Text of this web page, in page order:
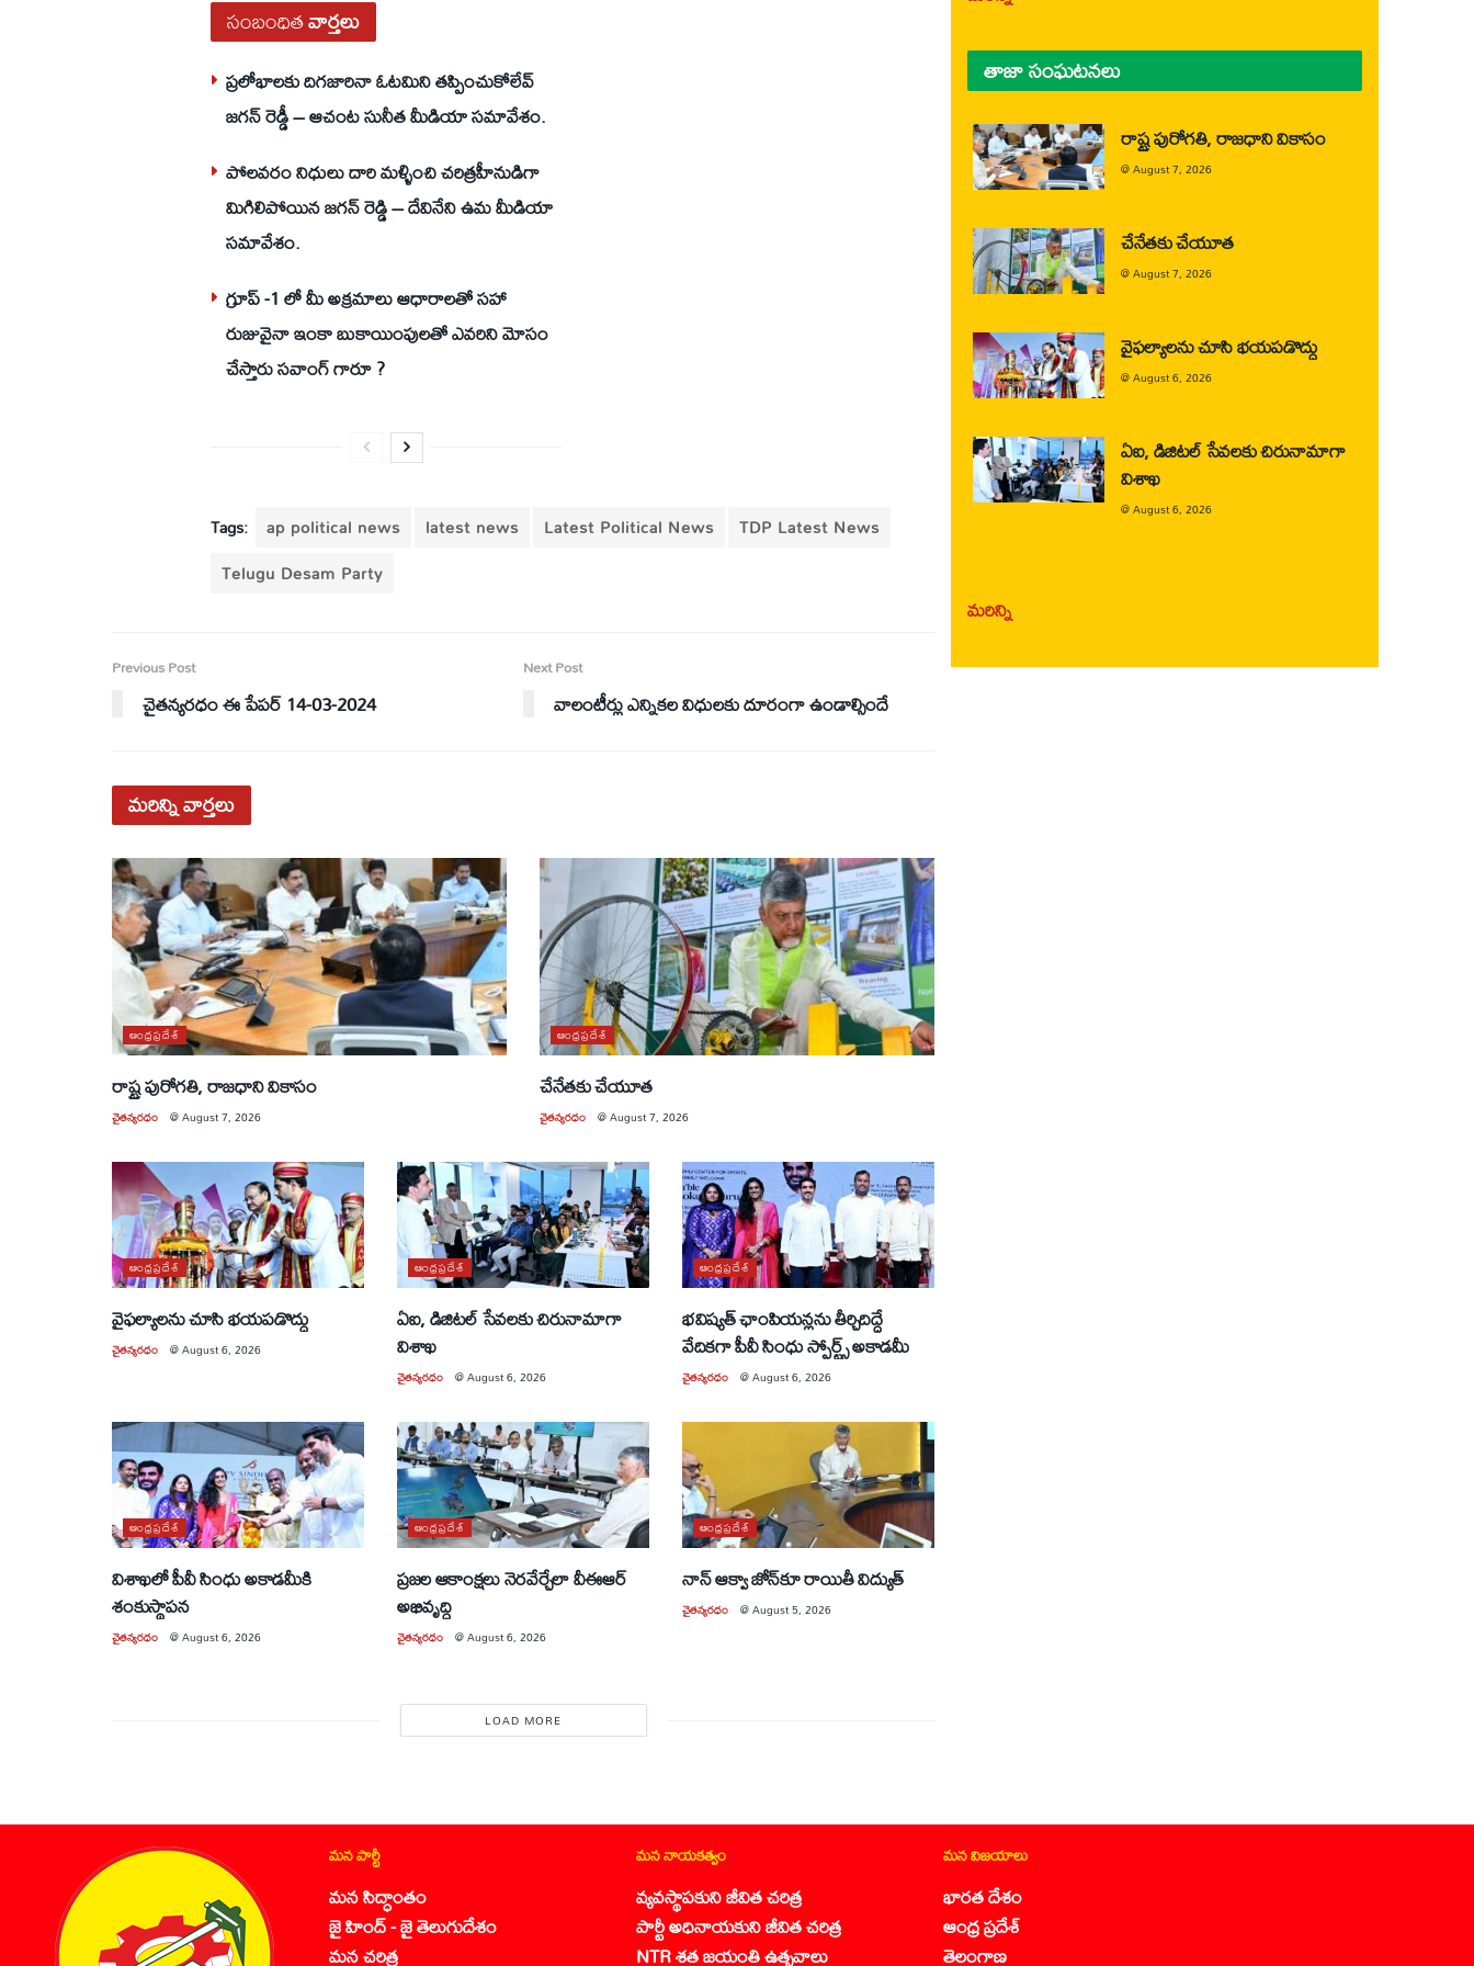
సంబంధితవార్తలు
ప్రలోభాలకు దిగజారినా ఓటమిని తప్పించుకోలేవ్
జగన్ రెడ్డీ – ఆచంట సునీత మీడియా సమావేశం.
పోలవరం నిధులు దారి మళ్ళించి చరిత్రహీనుడిగా
మిగిలిపోయిన జగన్ రెడ్డి – దేవినేని ఉమ మీడియా
సమావేశం.
గ్రూప్ -1 లో మీ అక్రమాలు ఆధారాలతో సహా
రుజువైనా ఇంకా బుకాయింపులతో ఎవరిని మోసం
చేస్తారు సవాంగ్ గారూ ?
Tags: ap political news latest news Latest Political News
TDP Latest News
Telugu Desam Party
Previous Post
చైతన్యరధం ఈ పేపర్ 14-03-2024
Next Post
వాలంటీర్లు ఎన్నికల విధులకు దూరంగా ఉండాల్సిందే
మరిన్నివార్తలు
ఆంధ్రప్రదేశ్
రాష్ట్ర పురోగతి, రాజధాని వికాసం
చైతన్యరధం @August 7, 2026
ఆంధ్రప్రదేశ్
చేనేతకు చేయూత
చైతన్యరధం @August 7, 2026
ఆంధ్రప్రదేశ్
వైఫల్యాలను చూసి భయపడొద్దు
చైతన్యరధం @August 6, 2026
ఆంధ్రప్రదేశ్
ఏఐ, డిజిటల్ సేవలకు చిరునామాగా
విశాఖ
చైతన్యరధం @August 6, 2026
ఆంధ్రప్రదేశ్
భవిష్యత్ ఛాంపియన్లను తీర్చిదిద్దే
వేదికగా పీవీ సింధు స్పోర్ట్స్ అకాడమీ
చైతన్యరధం @August 6, 2026
ఆంధ్రప్రదేశ్
విశాఖలో పీవీ సింధు అకాడమీకి
శంకుస్థాపన
చైతన్యరధం @August 6, 2026
ఆంధ్రప్రదేశ్
ప్రజల ఆకాంక్షలు నెరవేర్చేలా వీఈఆర్
అభివృద్ధి
చైతన్యరధం @August 6, 2026
ఆంధ్రప్రదేశ్
నాన్ ఆక్వా జోన్‌కూ రాయితీ విద్యుత్
చైతన్యరధం @August 5, 2026
LOAD MORE
తాజా సంఘటనలు
రాష్ట్ర పురోగతి, రాజధాని వికాసం
@August 7, 2026
చేనేతకు చేయూత
@August 7, 2026
వైఫల్యాలను చూసి భయపడొద్దు
@August 6, 2026
ఏఐ, డిజిటల్ సేవలకు చిరునామాగా
విశాఖ
@August 6, 2026
మరిన్ని
మన పార్టీ
మన సిద్ధాంతం
జై హింద్ - జై తెలుగుదేశం
మన చరిత్ర
మన నాయకత్వం
వ్యవస్థాపకుని జీవిత చరిత్ర
పార్టీ అధినాయకుని జీవిత చరిత్ర
NTR శత జయంతి ఉత్సవాలు
మన విజయాలు
భారత దేశం
ఆంధ్ర ప్రదేశ్
తెలంగాణ